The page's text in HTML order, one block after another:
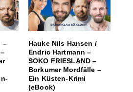
–
Hauke Nils Hansen /
Endric Hartmann –
SOKO FRIESLAND –
Borkumer Mordfälle –
Ein Küsten-Krimi
(eBook)